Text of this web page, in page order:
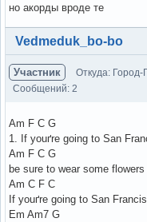
но акорды вроде те
Вне форума
Vedmeduk_bo-bo
Участник Откуда: Город-
Сообщений: 2
Am F C G
1. If youґre going to San
Am F C G
be sure to wear some flowers
Am C F C
If youґre going to San
Em Am7 G